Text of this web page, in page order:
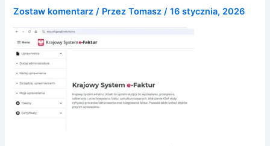
Zostaw komentarz / PrzezTomasz/16 stycznia, 2026